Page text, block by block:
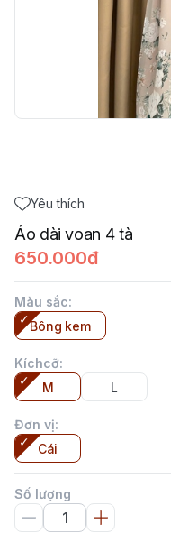
Yêu thích
Áo dài voan 4 tà
650.000đ
Màu sắc:
Bông kem
Kíchcỡ:
M
L
Đơn vị:
Cái
Số lượng